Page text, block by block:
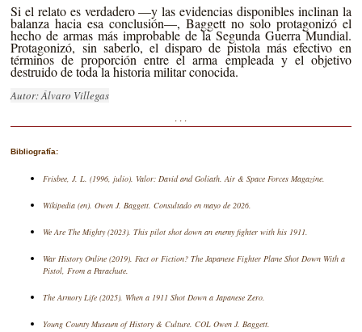
Si el relato es verdadero —y las evidencias disponibles inclinan la
balanza hacia esa conclusión—, Baggett no solo protagonizó el
hecho de armas más improbable de la Segunda Guerra Mundial.
Protagonizó, sin saberlo, el disparo de pistola más efectivo en
términos de proporción entre el arma empleada y el objetivo
destruido de toda la historia militar conocida.
Autor: Álvaro Villegas
· · ·
Bibliografía:
Frisbee, J. L. (1996, julio). Valor: David and Goliath. Air & Space Forces Magazine.
Wikipedia (en). Owen J. Baggett. Consultado en mayo de 2026.
We Are The Mighty (2023). This pilot shot down an enemy fighter with his 1911.
War History Online (2019). Fact or Fiction? The Japanese Fighter Plane Shot Down With a
Pistol, From a Parachute.
The Armory Life (2025). When a 1911 Shot Down a Japanese Zero.
Young County Museum of History & Culture. COL Owen J. Baggett.